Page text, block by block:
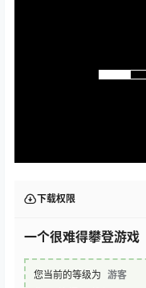
下载权限
一个很难得攀登游戏
您当前的等级为 游客